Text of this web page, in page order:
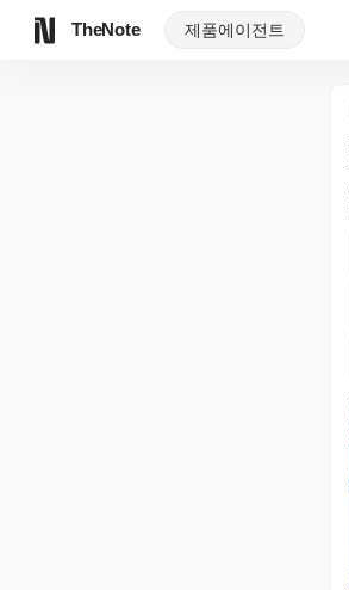
TheNote 제품에이전트